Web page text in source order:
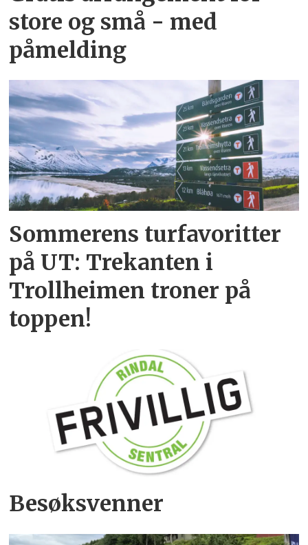
store og små - med
påmelding
Sommerens turfavoritter
på UT: Trekanten i
Trollheimen troner på
toppen!
Besøksvenner